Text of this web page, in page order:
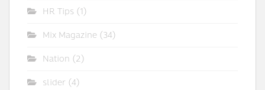
HR Tips (1)
Mix Magazine (34)
Nation (2)
slider (4)